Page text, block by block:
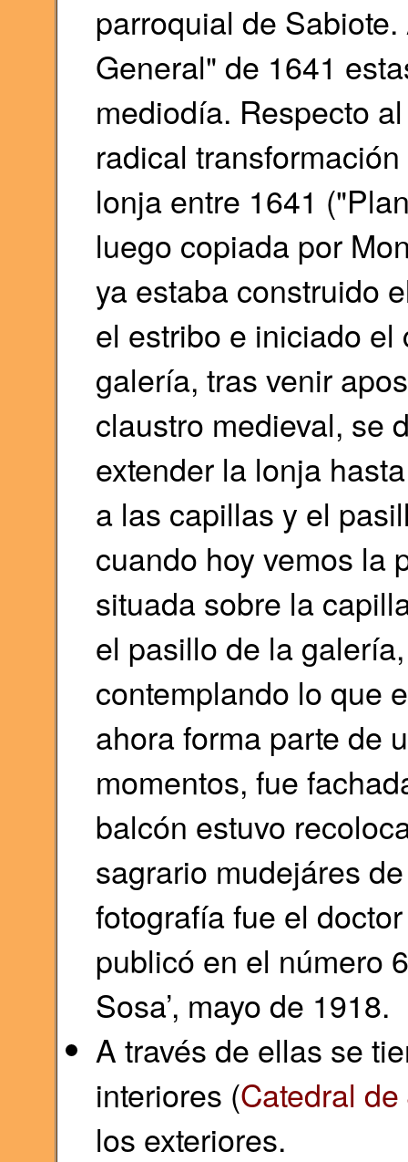
parroquial de
General" de 1641
mediodía. Respecto
radical
lonja entre 1641
luego copiada por
ya estaba construido
el estribo e iniciado
galería, tras venir
claustro medieval, se
extender la lonja
a las capillas y el
cuando hoy vemos la
situada sobre la
el pasillo de la
contemplando lo que
ahora forma parte de
momentos, fue
balcón estuvo
sagrario mudejáres
fotografía fue el
publicó en el número
Sosa’, mayo de 1918.
A través de ellas se
interiores (Catedral
los exteriores.